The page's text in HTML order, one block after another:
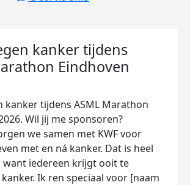
kanker tijdens
Eindhoven
kanker tijdens ASML Marathon
Wil jij me sponsoren?
we samen met KWF voor
met en ná kanker. Dat is heel
want iedereen krijgt ooit te
Ik ren speciaal voor [naam